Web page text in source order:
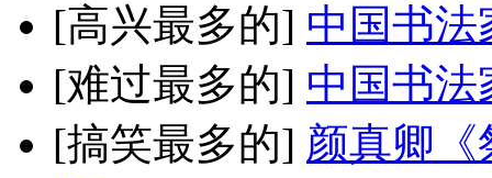
[高兴最多的] 中国书法
[难过最多的] 中国书法
[搞笑最多的] 颜真卿《